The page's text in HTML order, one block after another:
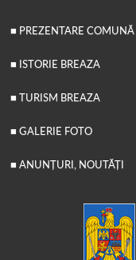
■ PREZENTARE COMUNĂ
■ ISTORIE BREAZA
■ TURISM BREAZA
■ GALERIE FOTO
■ ANUNȚURI, NOUTĂȚI